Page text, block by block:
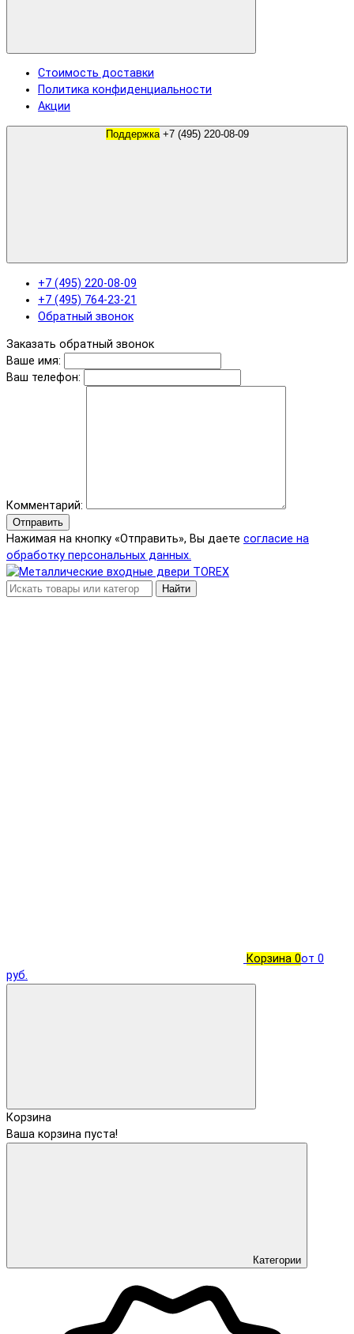
Стоимость доставки
Политика конфиденциальности
Акции
Поддержка +7 (495) 220-08-09
+7 (495) 220-08-09
+7 (495) 764-23-21
Обратный звонок
Заказать обратный звонок
Ваше имя:
Ваш телефон:
Комментарий:
Отправить
Нажимая на кнопку «Отправить», Вы даете согласие на
обработку персональных данных.
Найти
Корзина 0от 0
руб.
Корзина
Ваша корзина пуста!
Категории